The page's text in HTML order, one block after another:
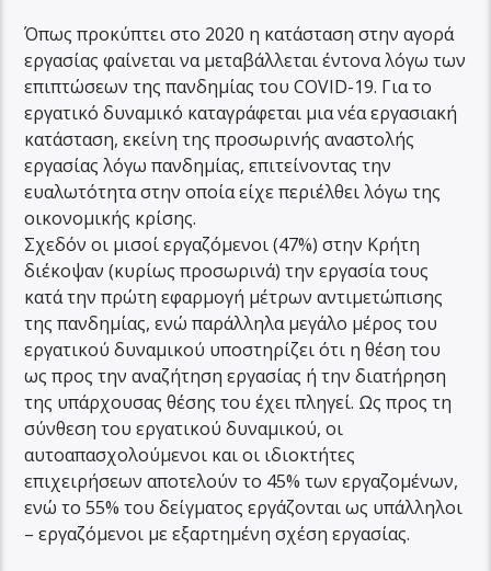
Όπως προκύπτει στο 2020 η κατάσταση στην αγορά
εργασίας φαίνεται να μεταβάλλεται έντονα λόγω των
επιπτώσεων της πανδημίας του COVID-19. Για το
εργατικό δυναμικό καταγράφεται μια νέα εργασιακή
κατάσταση, εκείνη της προσωρινής αναστολής
εργασίας λόγω πανδημίας, επιτείνοντας την
ευαλωτότητα στην οποία είχε περιέλθει λόγω της
οικονομικής κρίσης.
Σχεδόν οι μισοί εργαζόμενοι (47%) στην Κρήτη
διέκοψαν (κυρίως προσωρινά) την εργασία τους
κατά την πρώτη εφαρμογή μέτρων αντιμετώπισης
της πανδημίας, ενώ παράλληλα μεγάλο μέρος του
εργατικού δυναμικού υποστηρίζει ότι η θέση του
ως προς την αναζήτηση εργασίας ή την διατήρηση
της υπάρχουσας θέσης του έχει πληγεί. Ως προς τη
σύνθεση του εργατικού δυναμικού, οι
αυτοαπασχολούμενοι και οι ιδιοκτήτες
επιχειρήσεων αποτελούν το 45% των εργαζομένων,
ενώ το 55% του δείγματος εργάζονται ως υπάλληλοι
– εργαζόμενοι με εξαρτημένη σχέση εργασίας.